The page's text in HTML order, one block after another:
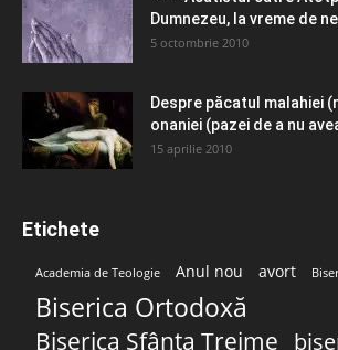
Dumnezeu, la vreme de
5 octombrie 2010
Despre păcatul malahiei
onaniei (pazei de a nu
15 aprilie 2010
Etichete
Academia de Teologie Anul nou avort
Biserica Ortodoxă
Biserica Sfânta Treime